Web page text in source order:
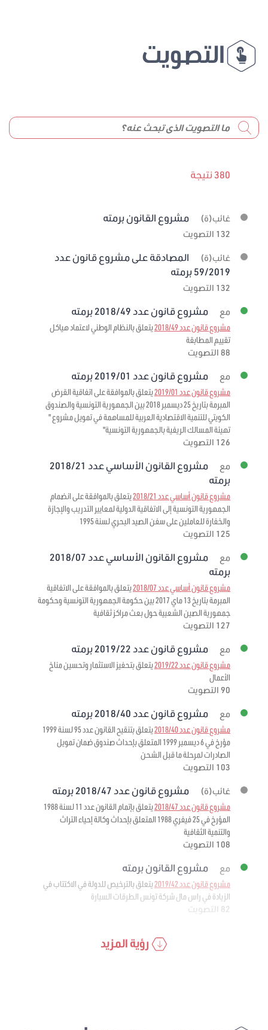
التصويت
380 نتيجة
غائب(ة) مشروع القانون برمته
132 التصويت
غائب(ة)
المصادقة على مشروع قانون عدد
59/2019 برمته
132 التصويت
مع مشروع قانون عدد 2018/49 برمته
مشروع قانون عدد 2018/49
يتعلق بالنظام الوطني لاعتماد هياكل
تقييم المطابقة
88 التصويت
مع مشروع قانون عدد 2019/01 برمته
مشروع قانون عدد 2019/01
يتعلق بالموافقة على اتفاقية القرض
المبرمة بتاريخ 25 ديسمبر 2018 بين الجمهورية التونسية والصندوق
الكويتي للتنمية الاقتصادية العربية للمساهمة في تمويل مشروع "
تهيئة المسالك الريفية بالجمهورية التونسية"
126 التصويت
مع
مشروع القانون الأساسي عدد 2018/21
برمته
مشروع قانون أساسي عدد 2018/21
يتعلق بالموافقة على انضمام
الجمهورية التونسية إلى الاتفاقية الدولية لمعايير التدريب والإجازة
والخفارة للعاملين على سفن الصيد البحري لسنة 1995
125 التصويت
مع
مشروع القانون الأساسي عدد 2018/07
برمته
مشروع قانون أساسي عدد 2018/07
يتعلق بالموافقة على الاتفاقية
المبرمة بتاريخ 13 ماي 2017 بين حكومة الجمهورية التونسية وحكومة
جمهورية الصين الشعبية حول بعث مراكز ثقافية
127 التصويت
مع مشروع قانون عدد 2019/22 برمته
مشروع قانون عدد 2019/22
يتعلق بتحفيز الاستثمار وتحسين مناخ
الأعمال
90 التصويت
مع مشروع قانون عدد 2018/40 برمته
مشروع قانون عدد 2018/40
يتعلق بتنقيح القانون عدد 95 لسنة 1999
مؤرخ في 6 ديسمبر 1999 المتعلق بإحداث صندوق ضمان تمويل
الصادرات لمرحلة ما قبل الشحن
103 التصويت
غائب(ة) مشروع قانون عدد 2018/47 برمته
مشروع قانون عدد 2018/47
يتعلق بإتمام القانون عدد 11 لسنة 1988
المؤرخ في 25 فيفري 1988 المتعلق بإحداث وكالة إحياء التراث
والتنمية الثقافية
108 التصويت
مع مشروع القانون برمته
مشروع قانون عدد 2019/42
يتعلق بالترخيص للدولة في الاكتتاب في
الزيادة في راس مال شركة تونس الطرقات السيارة
82 التصويت
رؤية المزيد